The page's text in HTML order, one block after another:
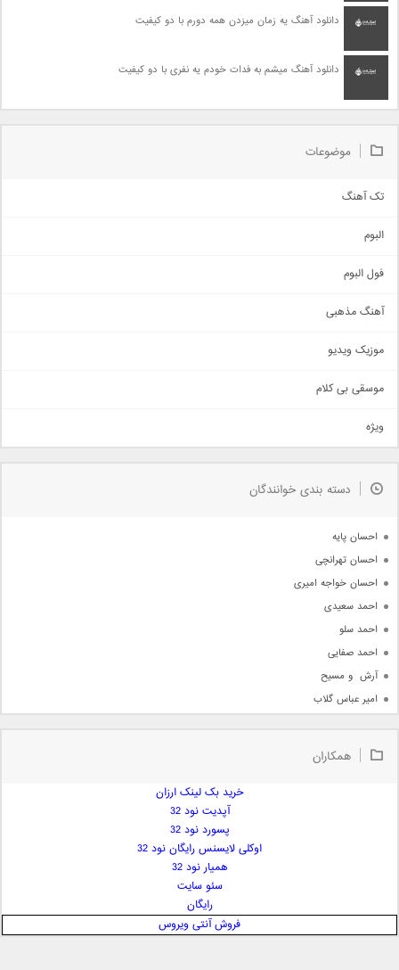
دانلود آهنگ یه زمان میزدن همه دورم با دو کیفیت
دانلود آهنگ میشم به فدات خودم یه نفری با دو کیفیت
موضوعات
تک آهنگ
اجتماعی
حماسی
سنتی
اهنگ بندرعباسی
دمو
مذهبی
جدیدترین ها
البوم
فول البوم
آهنگ مذهبی
موزیک ویدیو
موسقی بی کلام
ویژه
دسته بندی خوانندگان
احسان پایه
احسان تهرانچی
احسان خواجه امیری
احمد سعیدی
احمد سلو
احمد صفایی
آرش  و مسیح
امیر عباس گلاب
امیر علی
ایمان غلامی
همکاران
خرید بک لینک ارزان
آپدیت نود 32
پسورد نود 32
اوکلی لایسنس رایگان نود 32
همیار نود 32
سئو سایت
رایگان
فروش آنتی ویروس